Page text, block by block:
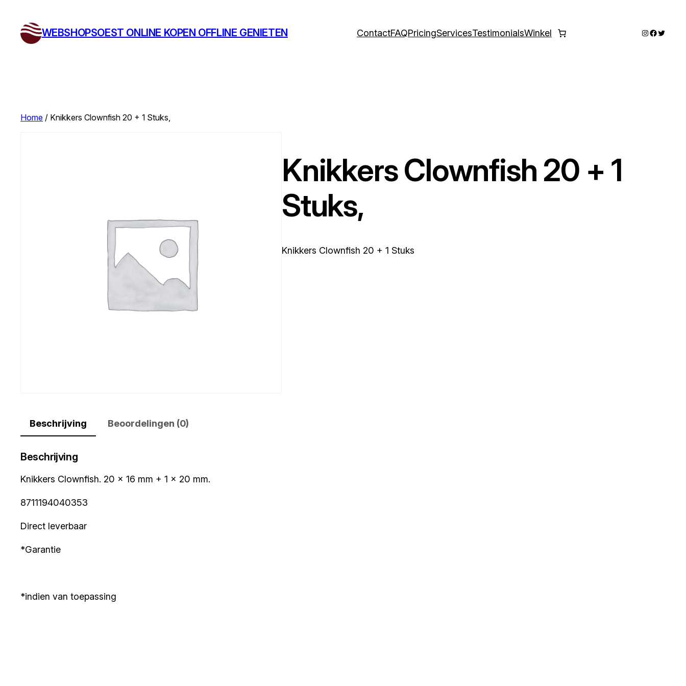
WEBSHOPSOEST ONLINE KOPEN OFFLINE GENIETEN ContactFAQPricingServicesTestimonialsWinkel Instagram
Twitter
Home / Knikkers Clownfish 20 + 1 Stuks,
Knikkers Clownfish 20 + 1
Stuks,
Knikkers Clownfish 20 + 1 Stuks
Beschrijving Beoordelingen (0)
Beschrijving
Knikkers Clownfish. 20 x 16 mm + 1 x 20 mm.
8711194040353
Direct leverbaar
*Garantie
*indien van toepassing